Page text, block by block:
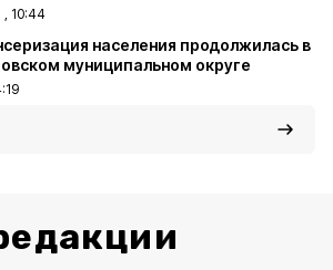
, 10:44
населения продолжилась в
муниципальном округе